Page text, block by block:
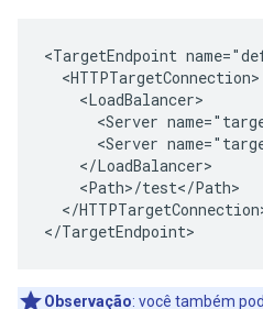
<TargetEndpoint
  <HTTPTargetConnection>
    <LoadBalancer>
<Server
<Server
    </LoadBalancer>
    <Path>/test</Path>
</
</TargetEndpoint>
Observação: você também